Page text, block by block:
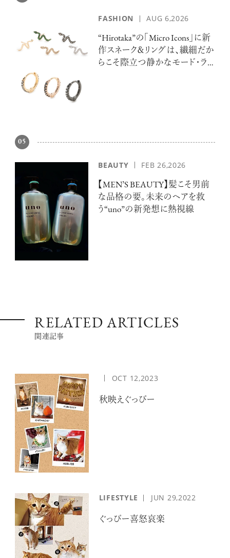
FASHION AUG 6,2026
“Hirotaka”の「Micro Icons」に新
作スネーク＆リングは、繊細だか
らこそ際立つ静かなモード・ラ
05
BEAUTY FEB 26,2026
【MEN’S BEAUTY】髪こそ男前
な品格の要。未来のヘアを救
う“uno”の新発想に熱視線
RELATED ARTICLES
関連記事
OCT 12,2023
秋映えぐっぴー
LIFESTYLE JUN 29,2022
ぐっぴー喜怒哀楽